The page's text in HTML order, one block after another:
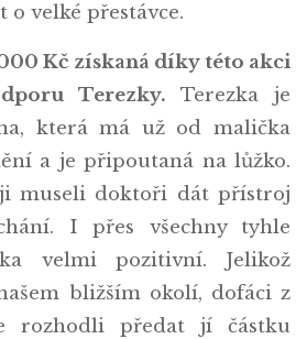
o velké přestávce.
Kč získaná díky této akci
Terezky. Terezka je
která má už od malička
a je připoutaná na lůžko.
museli doktoři dát přístroj
I přes všechny tyhle
velmi pozitivní. Jelikož
bližším okolí, dofáci z
rozhodli předat jí částku